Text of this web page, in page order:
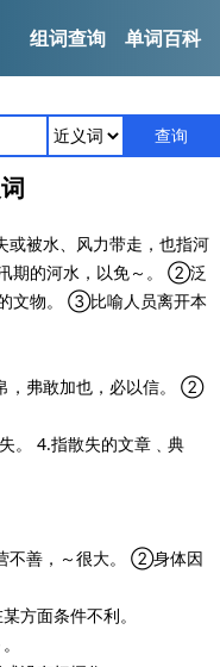
组词查询 单词百科
查询
被水、风力带走，也指河
期的河水，以免～。 ②泛
文物。 ③比喻人员离开本
，弗敢加也，必以信。 ②
。 4.指散失的文章﹑典
不善，～很大。 ②身体因
方面条件不利。